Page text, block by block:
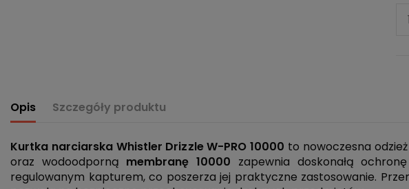
Opis Szczegóły produktu
Kurtka narciarska Whistler Drizzle W-PRO 10000 to nowoczesna
oraz wodoodporną membranę 10000 zapewnia doskonałą
regulowanym kapturem, co poszerza jej praktyczne zastosowanie.